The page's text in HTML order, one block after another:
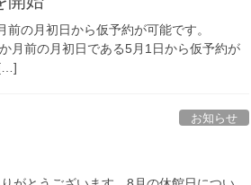
の月初日から仮予約が可能です。
月前の月初日である5月1日から仮予約が
お知らせ